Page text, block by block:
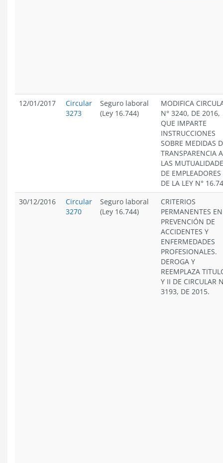
12/01/2017
Circular
3273
Seguro laboral
(Ley 16.744)
MODIFICA
N° 3240, DE 2016,
QUE IMPARTE
INSTRUCCIONES
SOBRE MEDIDAS
TRANSPARENCIA A
LAS
DE EMPLEADORES
DE LA LEY N°
30/12/2016
Circular
3270
Seguro laboral
(Ley 16.744)
CRITERIOS
PERMANENTES EN
PREVENCIÓN DE
ACCIDENTES Y
ENFERMEDADES
PROFESIONALES.
DEROGA Y
REEMPLAZA
Y II DE CIRCULAR
3193, DE 2015.